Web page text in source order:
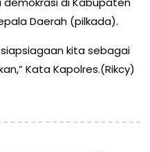
Daerah (pilkada).
kita sebagai
Kata Kapolres.(Rikcy)